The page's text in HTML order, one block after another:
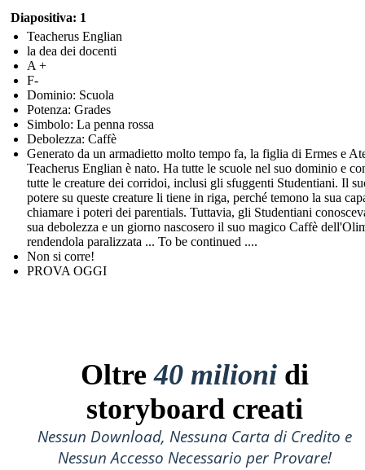
Diapositiva: 1
Teacherus Englian
la dea dei docenti
A +
F-
Dominio: Scuola
Potenza: Grades
Simbolo: La penna rossa
Debolezza: Caffè
Generato da un armadietto molto tempo fa, la figlia di Ermes e
Teacherus Englian è nato. Ha tutte le scuole nel suo dominio e
tutte le creature dei corridoi, inclusi gli sfuggenti Studentiani. Il
potere su queste creature li tiene in riga, perché temono la sua
chiamare i poteri dei parentials. Tuttavia, gli Studentiani
sua debolezza e un giorno nascosero il suo magico Caffè
rendendola paralizzata ... To be continued ....
Non si corre!
PROVA OGGI
Oltre40 milioni di
storyboard creati
Nessun Download, Nessuna Carta di Credito e
Nessun Accesso Necessario per Provare!